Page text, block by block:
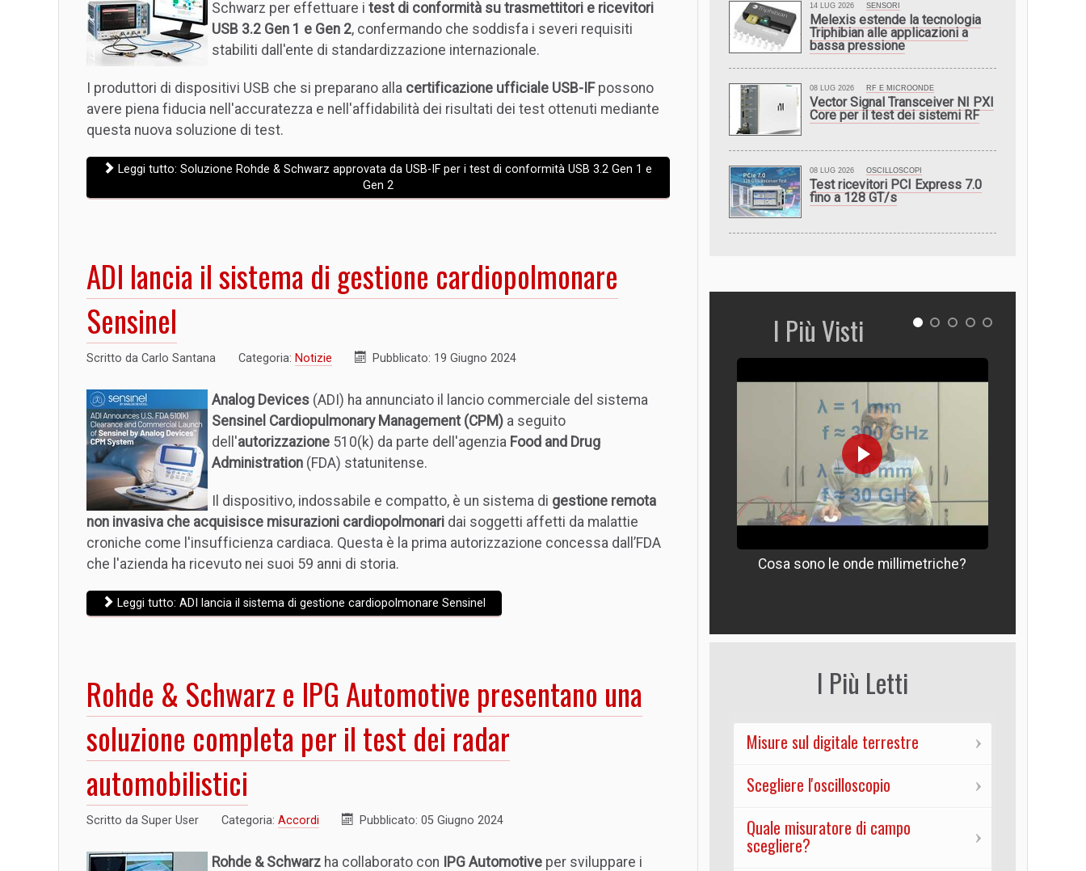
Schwarz per effettuare i test di conformità su trasmettitori e ricevitori
USB 3.2 Gen 1 e Gen 2, confermando che soddisfa i severi requisiti
stabiliti dall'ente di standardizzazione internazionale.
I produttori di dispositivi USB che si preparano alla certificazione ufficiale USB-IFpossono
avere piena fiducia nell'accuratezza e nell'affidabilità dei risultati dei test ottenuti mediante
questa nuova soluzione di test.
Leggi tutto: Soluzione Rohde & Schwarz approvata da USB-IF per i test di conformità USB 3.2 Gen 1 e
Gen 2
ADI lancia il sistema di gestione cardiopolmonare
Sensinel
Scritto da Carlo Santana Categoria: Notizie Pubblicato: 19 Giugno 2024
Analog Devices (ADI) ha annunciato il lancio commerciale del sistema
Sensinel Cardiopulmonary Management (CPM) a seguito
dell'autorizzazione 510(k) da parte dell'agenzia Food and Drug
Administration (FDA) statunitense.
Il dispositivo, indossabile e compatto, è un sistema di gestione remota
non invasiva che acquisisce misurazioni cardiopolmonari dai soggetti affetti da malattie
croniche come l'insufficienza cardiaca. Questa è la prima autorizzazione concessa dall’FDA
che l'azienda ha ricevuto nei suoi 59 anni di storia.
Leggi tutto: ADI lancia il sistema di gestione cardiopolmonare Sensinel
Rohde & Schwarz e IPG Automotive presentano una
soluzione completa per il test dei radar
automobilistici
Scritto da Super User Categoria: Accordi Pubblicato: 05 Giugno 2024
Rohde & Schwarz ha collaborato con IPG Automotive per sviluppare i
14 LUG 2026 SENSORI
Melexis estende la tecnologia
Triphibian alle applicazioni a
bassa pressione
08 LUG 2026 RF E MICROONDE
Vector Signal Transceiver NI PXI
Core per il test dei sistemi RF
08 LUG 2026 OSCILLOSCOPI
Test ricevitori PCI Express 7.0
fino a 128 GT/s
I Più Visti
Cosa sono le onde millimetriche?
I Più Letti
Misure sul digitale terrestre
Scegliere l'oscilloscopio
Quale misuratore di campo
scegliere?